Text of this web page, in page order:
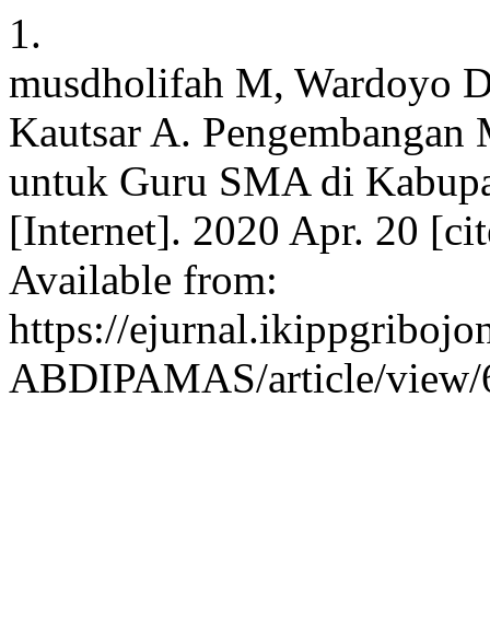
1.
musdholifah M, Wardoyo
Kautsar A.
untuk Guru SMA di
[Internet]. 2020 Apr. 20
Available from:
https://
ABDIPAMAS/article/view/